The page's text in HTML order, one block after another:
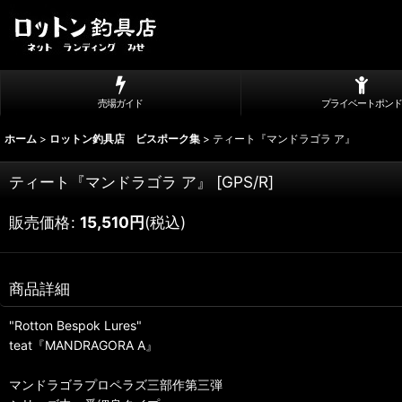
売場ガイド プライベートポンド
ホーム > ロットン釣具店 ビスポーク集 > ティート『マンドラゴラ ア』
ティート『マンドラゴラ ア』 [GPS/R]
販売価格: 15,510円(税込)
商品詳細
"Rotton Bespok Lures"
teat『MANDRAGORA A』
マンドラゴラプロペラズ三部作第三弾